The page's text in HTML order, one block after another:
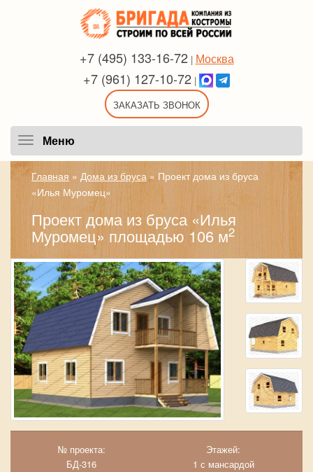
+7 (495) 133-16-72 | Москва
+7 (961) 127-10-72 |
ЗАКАЗАТЬ ЗВОНОК
Меню
Главная » Дома из бруса » Проект дома из бруса
«Илья Муромец»
Проект дома из бруса «Илья
Муромец» площадью 106 м2
№ проекта:
БД-316
Этажей:
1 с мансардой